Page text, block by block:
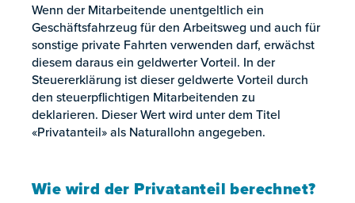
Wenn der Mitarbeitende unentgeltlich ein
Geschäftsfahrzeug für den Arbeitsweg und auch für
sonstige private Fahrten verwenden darf, erwächst
diesem daraus ein geldwerter Vorteil. In der
Steuererklärung ist dieser geldwerte Vorteil durch
den steuerpflichtigen Mitarbeitenden zu
deklarieren. Dieser Wert wird unter dem Titel
«Privatanteil» als Naturallohn angegeben.
Wie wird der Privatanteil berechnet?